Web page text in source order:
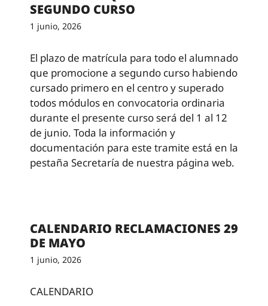
SEGUNDO CURSO
1 junio, 2026
El plazo de matrícula para todo el alumnado
que promocione a segundo curso habiendo
cursado primero en el centro y superado
todos módulos en convocatoria ordinaria
durante el presente curso será del 1 al 12
de junio. Toda la información y
documentación para este tramite está en la
pestaña Secretaría de nuestra página web.
CALENDARIO RECLAMACIONES 29
DE MAYO
1 junio, 2026
CALENDARIO